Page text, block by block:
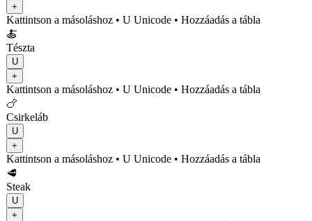
+
Kattintson a másoláshoz • U Unicode • Hozzáadás a tábla
🍝
Tészta
U
+
Kattintson a másoláshoz • U Unicode • Hozzáadás a tábla
🍗
Csirkeláb
U
+
Kattintson a másoláshoz • U Unicode • Hozzáadás a tábla
🥩
Steak
U
+